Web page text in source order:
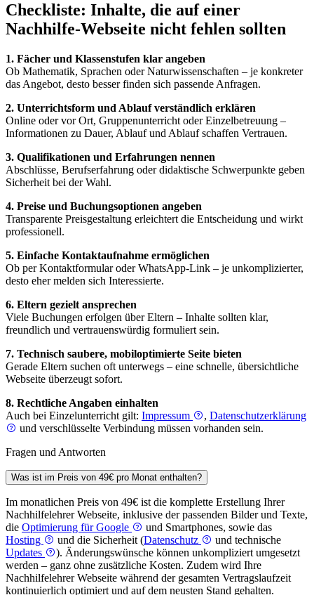
Checkliste: Inhalte, die auf einer
Nachhilfe-Webseite nicht fehlen sollten
1. Fächer und Klassenstufen klar angeben
Ob Mathematik, Sprachen oder Naturwissenschaften – je konkreter
das Angebot, desto besser finden sich passende Anfragen.
2. Unterrichtsform und Ablauf verständlich erklären
Online oder vor Ort, Gruppenunterricht oder Einzelbetreuung –
Informationen zu Dauer, Ablauf und Ablauf schaffen Vertrauen.
3. Qualifikationen und Erfahrungen nennen
Abschlüsse, Berufserfahrung oder didaktische Schwerpunkte geben
Sicherheit bei der Wahl.
4. Preise und Buchungsoptionen angeben
Transparente Preisgestaltung erleichtert die Entscheidung und wirkt
professionell.
5. Einfache Kontaktaufnahme ermöglichen
Ob per Kontaktformular oder WhatsApp-Link – je unkomplizierter,
desto eher melden sich Interessierte.
6. Eltern gezielt ansprechen
Viele Buchungen erfolgen über Eltern – Inhalte sollten klar,
freundlich und vertrauenswürdig formuliert sein.
7. Technisch saubere, mobiloptimierte Seite bieten
Gerade Eltern suchen oft unterwegs – eine schnelle, übersichtliche
Webseite überzeugt sofort.
8. Rechtliche Angaben einhalten
Auch bei Einzelunterricht gilt: Impressum , Datenschutzerklärung
und verschlüsselte Verbindung müssen vorhanden sein.
Fragen und Antworten
Was ist im Preis von 49€ pro Monat enthalten?
Im monatlichen Preis von 49€ ist die komplette Erstellung Ihrer
Nachhilfe­lehrer Webseite, inklusive der passenden Bilder und Texte,
die Optimierung für Google
und Smartphones, sowie das
Hosting
und die Sicherheit (Datenschutz
und technische
Updates
). Änderungswünsche können unkompliziert umgesetzt
werden – ganz ohne zusätzliche Kosten. Zudem wird Ihre
Nachhilfe­lehrer Webseite während der gesamten Vertragslaufzeit
kontinuierlich optimiert und auf dem neusten Stand gehalten.